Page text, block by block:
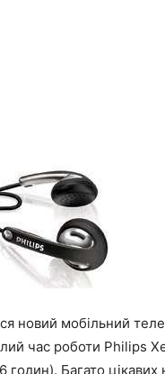
новий мобільний
час роботи Philips
годин). Багато